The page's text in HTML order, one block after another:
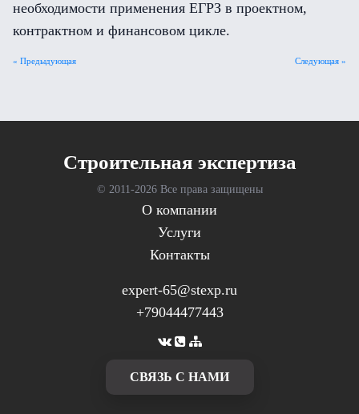
необходимости применения ЕГРЗ в проектном,
контрактном и финансовом цикле.
Следующая »
« Предыдующая
Cтроительная экспертиза
© 2011-2026 Все права защищены
О компании
Услуги
Контакты
expert-65@stexp.ru
+79044477443
CВЯЗЬ С НАМИ